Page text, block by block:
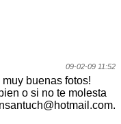
09-02-09 11:52
buenas fotos!
o si no te molesta